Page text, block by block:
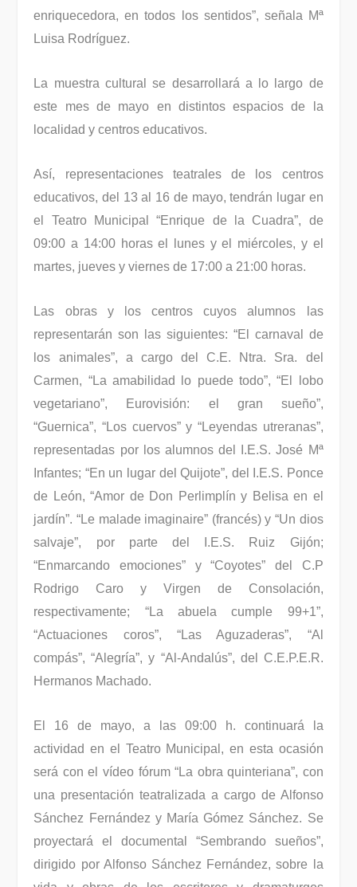
enriquecedora, en todos los sentidos”, señala Mª
Luisa Rodríguez.
La muestra cultural se desarrollará a lo largo de
este mes de mayo en distintos espacios de la
localidad y centros educativos.
Así, representaciones teatrales de los centros
educativos, del 13 al 16 de mayo, tendrán lugar en
el Teatro Municipal “Enrique de la Cuadra”, de
09:00 a 14:00 horas el lunes y el miércoles, y el
martes, jueves y viernes de 17:00 a 21:00 horas.
Las obras y los centros cuyos alumnos las
representarán son las siguientes: “El carnaval de
los animales”, a cargo del C.E. Ntra. Sra. del
Carmen, “La amabilidad lo puede todo”, “El lobo
vegetariano”, Eurovisión: el gran sueño”,
“Guernica”, “Los cuervos” y “Leyendas utreranas”,
representadas por los alumnos del I.E.S. José Mª
Infantes; “En un lugar del Quijote”, del I.E.S. Ponce
de León, “Amor de Don Perlimplín y Belisa en el
jardín”. “Le malade imaginaire” (francés) y “Un dios
salvaje”, por parte del I.E.S. Ruiz Gijón;
“Enmarcando emociones” y “Coyotes” del C.P
Rodrigo Caro y Virgen de Consolación,
respectivamente; “La abuela cumple 99+1”,
“Actuaciones coros”, “Las Aguzaderas”, “Al
compás”, “Alegría”, y “Al-Andalús”, del C.E.P.E.R.
Hermanos Machado.
El 16 de mayo, a las 09:00 h. continuará la
actividad en el Teatro Municipal, en esta ocasión
será con el vídeo fórum “La obra quinteriana”, con
una presentación teatralizada a cargo de Alfonso
Sánchez Fernández y María Gómez Sánchez. Se
proyectará el documental “Sembrando sueños”,
dirigido por Alfonso Sánchez Fernández, sobre la